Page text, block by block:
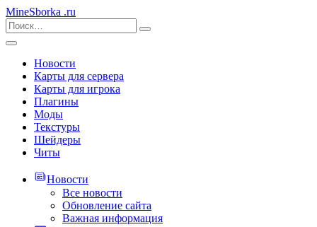
MineSborka .ru
Новости
Карты для сервера
Карты для игрока
Плагины
Моды
Текстуры
Шейдеры
Читы
Новости
Все новости
Обновление сайта
Важная информация